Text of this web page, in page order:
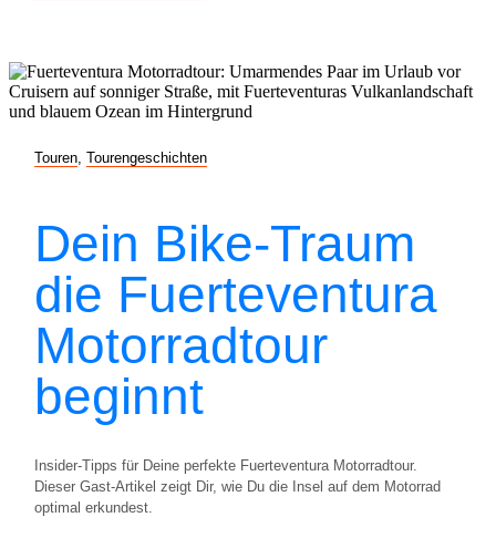
Touren Tourengeschichten
Dein Bike-Traum
die Fuerteventura
Motorradtour
beginnt
Insider-Tipps für Deine perfekte Fuerteventura Motorradtour.
Dieser Gast-Artikel zeigt Dir, wie Du die Insel auf dem Motorrad
optimal erkundest.